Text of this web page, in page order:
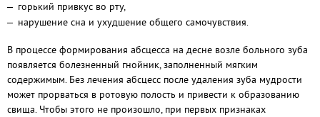
горький привкус во рту,
нарушение сна и ухудшение общего самочувствия.
В процессе формирования абсцесса на десне возле больного зуба
появляется болезненный гнойник, заполненный мягким
содержимым. Без лечения абсцесс после удаления зуба мудрости
может прорваться в ротовую полость и привести к образованию
свища. Чтобы этого не произошло, при первых признаках